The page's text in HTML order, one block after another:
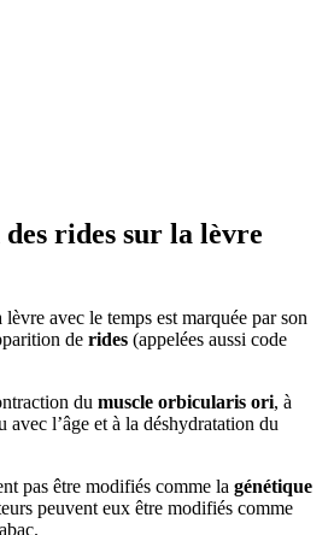
rides sur la lèvre
avec le temps est marquée par son
de rides (appelées aussi code
du muscle orbicularis ori, à
avec l’âge et à la déshydratation du
pas être modifiés comme la génétique
peuvent eux être modifiés comme